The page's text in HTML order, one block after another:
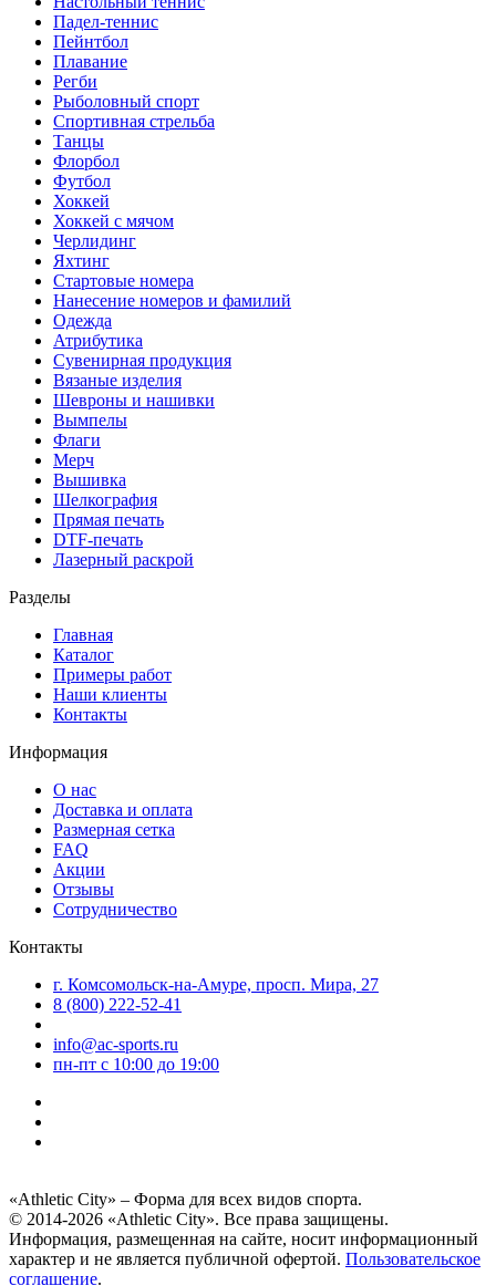
Падел-теннис
Пейнтбол
Плавание
Регби
Рыболовный спорт
Спортивная стрельба
Танцы
Флорбол
Футбол
Хоккей
Хоккей с мячом
Черлидинг
Яхтинг
Стартовые номера
Нанесение номеров и фамилий
Одежда
Атрибутика
Сувенирная продукция
Вязаные изделия
Шевроны и нашивки
Вымпелы
Флаги
Мерч
Вышивка
Шелкография
Прямая печать
DTF-печать
Лазерный раскрой
Разделы
Главная
Каталог
Примеры работ
Наши клиенты
Контакты
Информация
О нас
Доставка и оплата
Размерная сетка
FAQ
Акции
Отзывы
Сотрудничество
Контакты
г. Комсомольск-на-Амуре, просп. Мира, 27
8 (800) 222-52-41
info@ac-sports.ru
пн-пт c 10:00 до 19:00
«Athletic City» – Форма для всех видов спорта.
© 2014-2026 «Athletic City». Все права защищены.
Информация, размещенная на сайте, носит информационный
характер и не является публичной офертой. Пользовательское
соглашение.